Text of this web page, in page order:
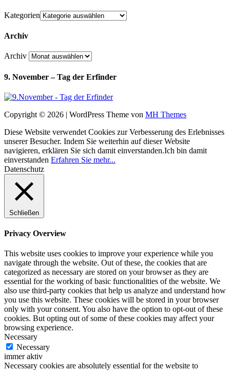
Kategorien
Archiv
Archiv
9. November – Tag der Erfinder
Copyright © 2026 | WordPress Theme von MH Themes
Diese Website verwendet Cookies zur Verbesserung des Erlebnisses
unserer Besucher. Indem Sie weiterhin auf dieser Website
navigieren, erklären Sie sich damit einverstanden.Ich bin damit
einverstanden Erfahren Sie mehr...
Datenschutz
Schließen
Privacy Overview
This website uses cookies to improve your experience while you
navigate through the website. Out of these, the cookies that are
categorized as necessary are stored on your browser as they are
essential for the working of basic functionalities of the website. We
also use third-party cookies that help us analyze and understand how
you use this website. These cookies will be stored in your browser
only with your consent. You also have the option to opt-out of these
cookies. But opting out of some of these cookies may affect your
browsing experience.
Necessary
Necessary
immer aktiv
Necessary cookies are absolutely essential for the website to